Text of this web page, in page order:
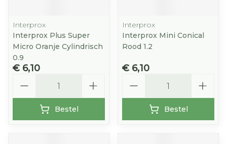
Interprox
Interprox Plus Super
Micro Oranje Cylindrisch
0.9
€ 6,10
Bestel
Interprox
Interprox Mini Conical
Rood 1.2
€ 6,10
Bestel